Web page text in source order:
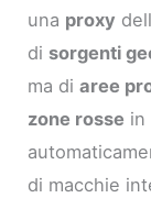
una proxy
di sorgenti
ma diaree
zone rosse in
di macchie